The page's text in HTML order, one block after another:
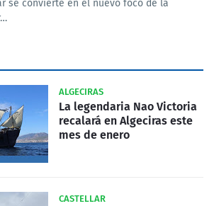
se convierte en el nuevo foco de la
ALGECIRAS
La legendaria Nao Victoria
recalará en Algeciras este
mes de enero
CASTELLAR